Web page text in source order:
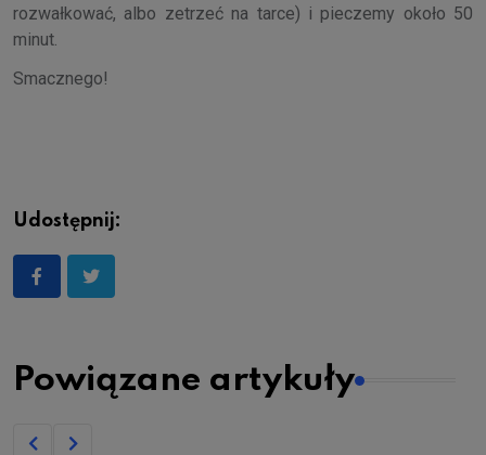
rozwałkować, albo zetrzeć na tarce) i pieczemy około 50
minut.
Smacznego!
Udostępnij:
Powiązane artykuły